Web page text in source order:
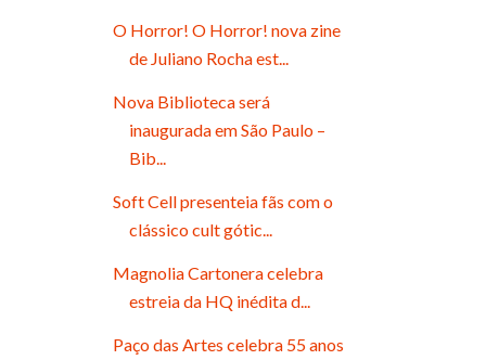
O Horror! O Horror! nova zine
de Juliano Rocha est...
Nova Biblioteca será
inaugurada em São Paulo –
Bib...
Soft Cell presenteia fãs com o
clássico cult gótic...
Magnolia Cartonera celebra
estreia da HQ inédita d...
Paço das Artes celebra 55 anos